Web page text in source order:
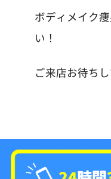
ボディメイク
い！
ご来店お待ち